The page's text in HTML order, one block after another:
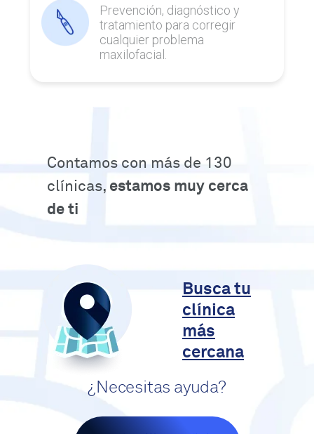
Prevención, diagnóstico y
tratamiento para corregir
cualquier problema
maxilofacial.
Contamos con más de 130
clínicas, estamos muy cerca
de ti
Busca tu
clínica
más
cercana
¿Necesitas ayuda?